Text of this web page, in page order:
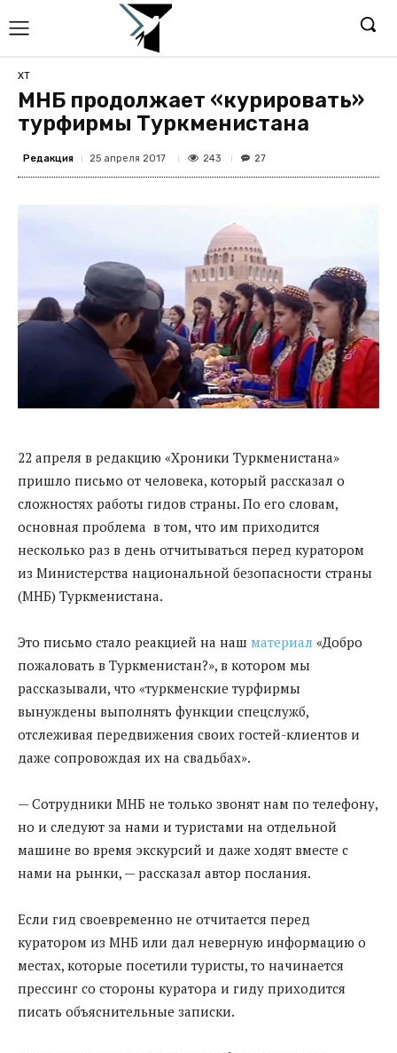
ХТ
МНБ продолжает «курировать»
турфирмы Туркменистана
Редакция 25 апреля 2017 243 27
22 апреля в редакцию «Хроники Туркменистана»
пришло письмо от человека, который рассказал о
сложностях работы гидов страны. По его словам,
основная проблема в том, что им приходится
несколько раз в день отчитываться перед куратором
из Министерства национальной безопасности страны
(МНБ) Туркменистана.
Это письмо стало реакцией на наш материал «Добро
пожаловать в Туркменистан?», в котором мы
рассказывали, что «туркменские турфирмы
вынуждены выполнять функции спецслужб,
отслеживая передвижения своих гостей-клиентов и
даже сопровождая их на свадьбах».
— Сотрудники МНБ не только звонят нам по телефону,
но и следуют за нами и туристами на отдельной
машине во время экскурсий и даже ходят вместе с
нами на рынки, — рассказал автор послания.
Если гид своевременно не отчитается перед
куратором из МНБ или дал неверную информацию о
местах, которые посетили туристы, то начинается
прессинг со стороны куратора и гиду приходится
писать объяснительные записки.